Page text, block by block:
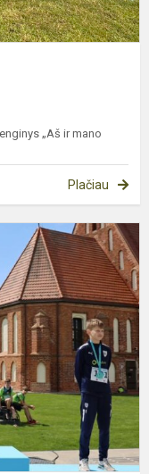
„Aš ir mano
Plačiau